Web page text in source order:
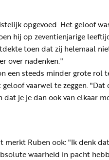
opgevoed. Het geloof
hij op zeventienjarige
toen dat zij helemaal
over nadenken."
een steeds minder grote rol
vaarwel te zeggen. "Dat
dat je je dan ook van elkaar
merkt Ruben ook: "Ik denk
waarheid in pacht